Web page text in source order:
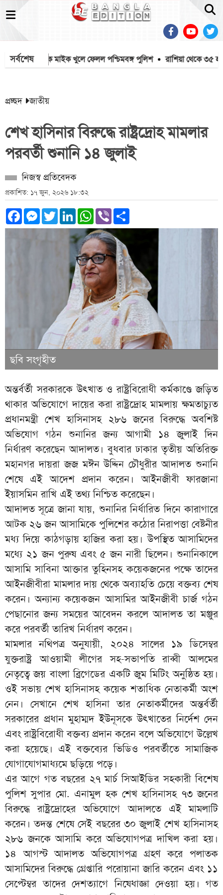
সর্বশেষ
থেকে মাইক খুলে ফেলল পশ্চিমবঙ্গ পুলিশ রাশিয়া থেকে ৩৫
প্রচ্ছদ জাতীয়
শেখ হাসিনার বিরুদ্ধে রাষ্ট্রদ্রোহ মামলার
পরবর্তী শুনানি ১৪ জুলাই
নিজস্ব প্রতিবেদক
প্রকাশিত: ১৭ জুন, ২০২৬ ১৮:৩২
Facebook
Messenger
TwitterLinkedInWhatsApp
Viber
ছবি সংগৃহীত
অন্তর্বর্তী সরকারকে উৎখাত ও রাষ্ট্রবিরোধী কর্মকাণ্ডে জড়িত
থাকার অভিযোগে দায়ের করা রাষ্ট্রদ্রোহ মামলায় ক্ষমতাচ্যুত
প্রধানমন্ত্রী শেখ হাসিনাসহ ২৮৬ জনের বিরুদ্ধে অবশিষ্ট
অভিযোগ গঠন শুনানির জন্য আগামী ১৪ জুলাই দিন
নির্ধারণ করেছেন আদালত। বুধবার ঢাকার তৃতীয় অতিরিক্ত
মহানগর দায়রা জজ মঈন উদ্দিন চৌধুরীর আদালত শুনানি
শেষে এই আদেশ প্রদান করেন। আইনজীবী ফারজানা
ইয়াসমিন রাখি এই তথ্য নিশ্চিত করেছেন।
আদালত সূত্রে জানা যায়, শুনানির নির্ধারিত দিনে কারাগারে
আটক ২৬ জন আসামিকে পুলিশের কঠোর নিরাপত্তা বেষ্টনীর
মধ্য দিয়ে কাঠগড়ায় হাজির করা হয়। উপস্থিত আসামিদের
মধ্যে ২১ জন পুরুষ এবং ৫ জন নারী ছিলেন। শুনানিকালে
আসামি সাবিনা আক্তার তুহিনসহ কয়েকজনের পক্ষে তাদের
আইনজীবীরা মামলার দায় থেকে অব্যাহতি চেয়ে বক্তব্য শেষ
করেন। অন্যান্য কয়েকজন আসামির আইনজীবী চার্জ গঠন
পেছানোর জন্য সময়ের আবেদন করলে আদালত তা মঞ্জুর
করে পরবর্তী তারিখ নির্ধারণ করেন।
মামলার নথিপত্র অনুযায়ী, ২০২৪ সালের ১৯ ডিসেম্বর
যুক্তরাষ্ট্র আওয়ামী লীগের সহ-সভাপতি রাব্বী আলমের
নেতৃত্বে জয় বাংলা ব্রিগেডের একটি জুম মিটিং অনুষ্ঠিত হয়।
ওই সভায় শেখ হাসিনাসহ কয়েক শতাধিক নেতাকর্মী অংশ
নেন। সেখানে শেখ হাসিনা তার নেতাকর্মীদের অন্তর্বর্তী
সরকারের প্রধান মুহাম্মদ ইউনূসকে উৎখাতের নির্দেশ দেন
এবং রাষ্ট্রবিরোধী বক্তব্য প্রদান করেন বলে অভিযোগে উল্লেখ
করা হয়েছে। এই বক্তব্যের ভিডিও পরবর্তীতে সামাজিক
যোগাযোগমাধ্যমে ছড়িয়ে পড়ে।
এর আগে গত বছরের ২৭ মার্চ সিআইডির সহকারী বিশেষ
পুলিশ সুপার মো. এনামুল হক শেখ হাসিনাসহ ৭৩ জনের
বিরুদ্ধে রাষ্ট্রদ্রোহের অভিযোগে আদালতে এই মামলাটি
করেন। তদন্ত শেষে সেই বছরের ৩০ জুলাই শেখ হাসিনাসহ
২৮৬ জনকে আসামি করে অভিযোগপত্র দাখিল করা হয়।
১৪ আগস্ট আদালত অভিযোগপত্র গ্রহণ করে পলাতক
আসামিদের বিরুদ্ধে গ্রেপ্তারি পরোয়ানা জারি করেন এবং ১১
সেপ্টেম্বর তাদের দেশত্যাগে নিষেধাজ্ঞা দেওয়া হয়। গত